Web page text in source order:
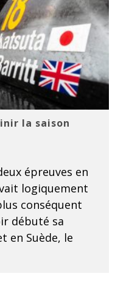
la saison
épreuves en
logiquement
conséquent
débuté sa
en Suède, le